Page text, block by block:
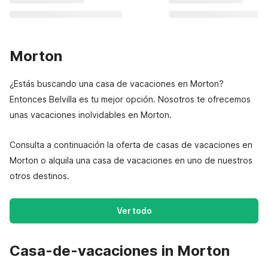
Morton
¿Estás buscando una casa de vacaciones en Morton?
Entonces Belvilla es tu mejor opción. Nosotros te ofrecemos
unas vacaciones inolvidables en Morton.
Consulta a continuación la oferta de casas de vacaciones en
Morton o alquila una casa de vacaciones en uno de nuestros
otros destinos.
Ver todo
Casa-de-vacaciones in Morton